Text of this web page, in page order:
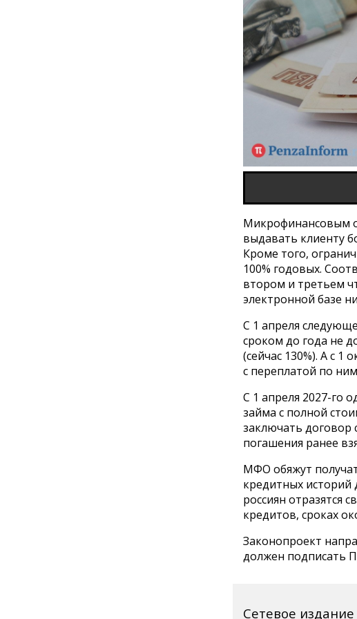
Микрофинансовым
выдавать клиенту
Кроме того,
100% годовых.
втором и третьем
электронной базе
С 1 апреля
сроком до года не
(сейчас 130%). А с
с переплатой по
С 1 апреля 2027-го
займа с полной
заключать договор
погашения ранее
МФО обяжут
кредитных историй
россиян отразятся
кредитов, сроках
Законопроект
должен подписать
Сетевое